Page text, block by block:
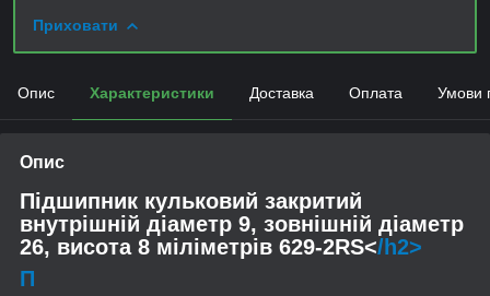
Приховати
Опис Характеристики Доставка Оплата Умови
Опис
Підшипник кульковий закритий
внутрішній діаметр 9, зовнішній діаметр
26, висота 8 міліметрів 629-2RS</h2>
П